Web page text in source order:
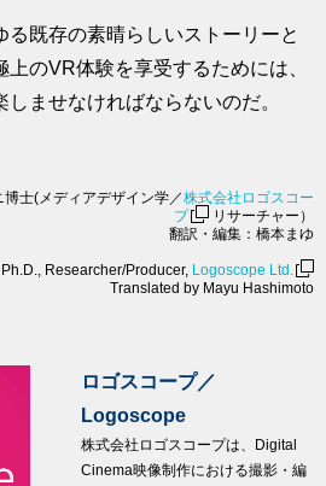
既存の素晴らしいストーリーと
のVR体験を享受するためには、
ませなければならないのだ。
士(メディアデザイン学／株式会社ロゴスコー
プ
リサーチャー）
翻訳・編集：橋本まゆ
Researcher/Producer, Logoscope Ltd.
Translated by Mayu Hashimoto
ロゴスコープ／
Logoscope
株式会社ロゴスコープは、Digital
Cinema映像制作における撮影・編